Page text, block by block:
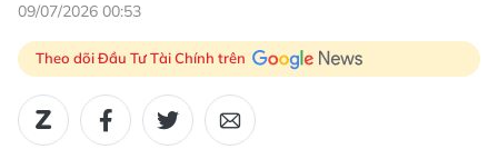
09/07/2026 00:53
Theo dõi Đầu Tư Tài Chính trên